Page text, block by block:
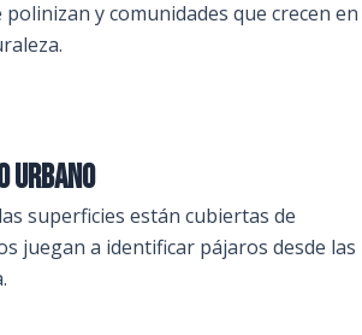
y comunidades que crecen en
urbano
superficies están cubiertas de
juegan a identificar pájaros desde las